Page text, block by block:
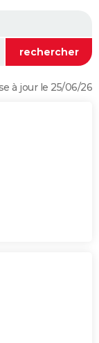
à jour le 25/06/26